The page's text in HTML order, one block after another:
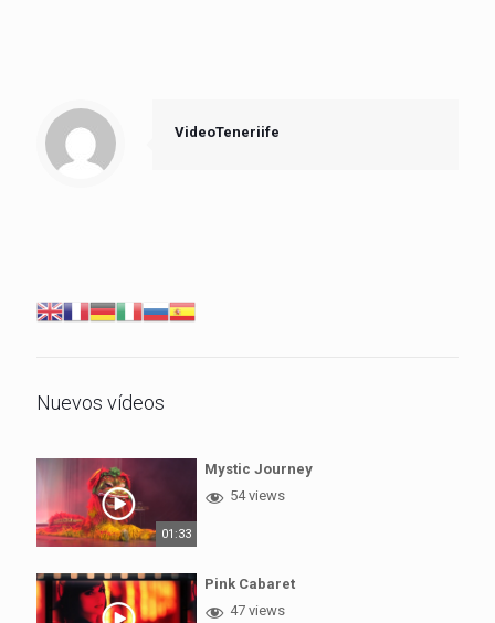
VideoTeneriife
Nuevos vídeos
01:33
Mystic Journey
54 views
Pink Cabaret
47 views